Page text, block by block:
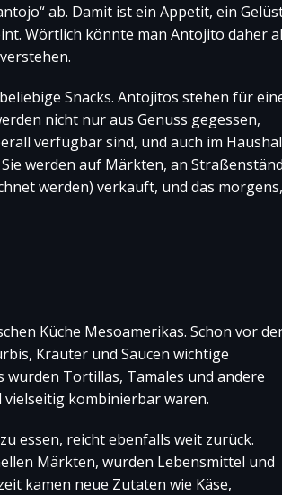
ab. Damit ist ein Appetit, ein
Wörtlich könnte man Antojito daher
Snacks. Antojitos stehen für
nicht nur aus Genuss gegessen,
verfügbar sind, und auch im
werden auf Märkten, an
werden) verkauft, und das morgens,
Küche Mesoamerikas. Schon vor
Kräuter und Saucen wichtige
Tortillas, Tamales und andere
kombinierbar waren.
essen, reicht ebenfalls weit zurück.
Märkten, wurden Lebensmittel und
kamen neue Zutaten wie Käse,